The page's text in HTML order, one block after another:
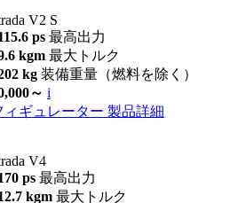
V2 S
ps 最高出力
kgm 最大トルク
kg 装備重量（燃料を除く）
～ i
ィギュレーター 製品詳細
V4
ps 最高出力
kgm 最大トルク